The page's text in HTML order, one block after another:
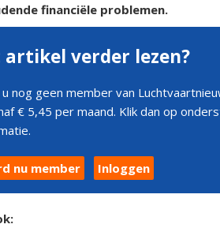
financiële problemen.
artikel verder lezen?
nog geen member van
€ 5,45 per maand. Klik dan op
nu member Inloggen